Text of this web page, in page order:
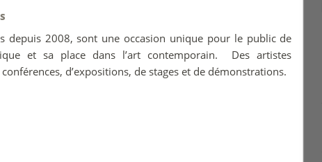
depuis 2008, sont une occasion unique pour le public de
et sa place dans l’art contemporain. Des artistes
d’expositions, de stages et de démonstrations.